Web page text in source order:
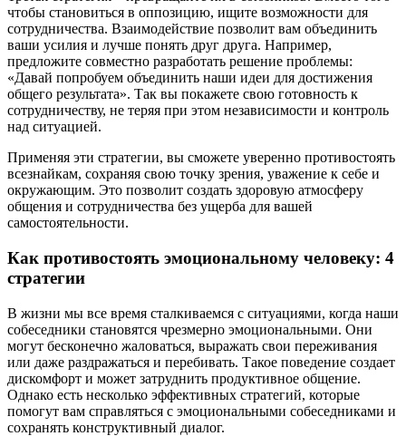
чтобы становиться в оппозицию, ищите возможности для
сотрудничества. Взаимодействие позволит вам объединить
ваши усилия и лучше понять друг друга. Например,
предложите совместно разработать решение проблемы:
«Давай попробуем объединить наши идеи для достижения
общего результата». Так вы покажете свою готовность к
сотрудничеству, не теряя при этом независимости и контроль
над ситуацией.
Применяя эти стратегии, вы сможете уверенно противостоять
всезнайкам, сохраняя свою точку зрения, уважение к себе и
окружающим. Это позволит создать здоровую атмосферу
общения и сотрудничества без ущерба для вашей
самостоятельности.
Как противостоять эмоциональному человеку: 4
стратегии
В жизни мы все время сталкиваемся с ситуациями, когда наши
собеседники становятся чрезмерно эмоциональными. Они
могут бесконечно жаловаться, выражать свои переживания
или даже раздражаться и перебивать. Такое поведение создает
дискомфорт и может затруднить продуктивное общение.
Однако есть несколько эффективных стратегий, которые
помогут вам справляться с эмоциональными собеседниками и
сохранять конструктивный диалог.